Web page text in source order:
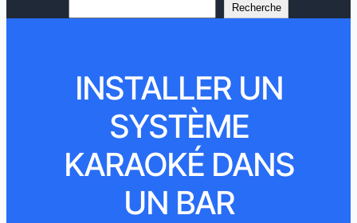
Recherche
INSTALLER UN
SYSTÈME
KARAOKÉ DANS
UN BAR